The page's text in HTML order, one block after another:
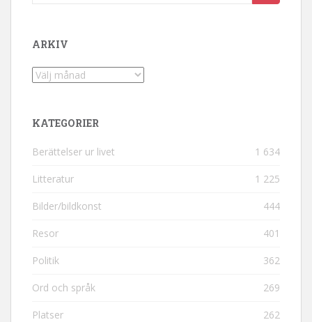
ARKIV
Arkiv
KATEGORIER
Berättelser ur livet 1 634
Litteratur 1 225
Bilder/bildkonst 444
Resor 401
Politik 362
Ord och språk 269
Platser 262